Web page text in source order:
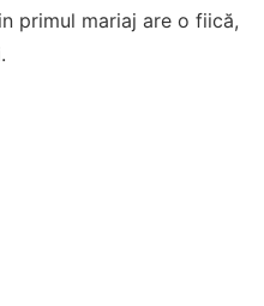
primul mariaj are o fiică,